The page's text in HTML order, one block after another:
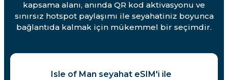
kapsama alanı, anında QR kod aktivasyonu ve
sınırsız hotspot paylaşımı ile seyahatiniz boyunca
bağlantıda kalmak için mükemmel bir seçimdir.
Isle of Man seyahat eSIM'i ile